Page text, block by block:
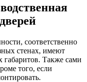
соответственно
стенах, имеют
габаритов. Также сами
того, если